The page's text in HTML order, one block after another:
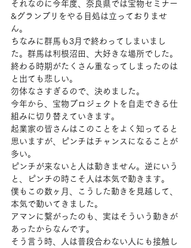
それなのに今年度、奈良県では宝物セミナー
&グランプリをやる目処は立っておりませ
ん。
ちなみに群馬も3月で終わってしまいまし
た。群馬は利根沼田、大好きな場所でした。
終わる時期がたくさん重なってしまったのは
と出ても悲しい。
勿体なさすぎるので、決めました。
今年から、宝物プロジェクトを自走できる仕
組みに切り替えていきます。
起業家の皆さんはこのことをよく知ってると
思いますが、ピンチはチャンスになることが
多い。
ピンチが来ないと人は動きません。逆にいう
と、ピンチの時こそ人は本気で動きます。
僕もこの数ヶ月、こうした動きを見越して、
本気で動いてきました。
アマンに繋がったのも、実はそういう動きが
あったからなんです。
そう言う時、人は普段合わない人にも接触し